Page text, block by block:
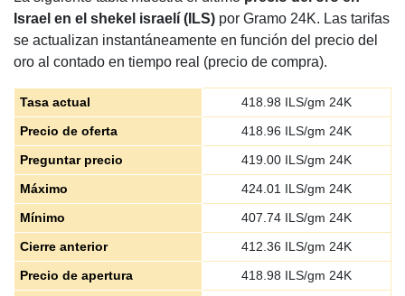
Israel en el shekel israelí (ILS) por Gramo 24K. Las tarifas
se actualizan instantáneamente en función del precio del
oro al contado en tiempo real (precio de compra).
Tasa actual 418.98 ILS/gm 24K
Precio de oferta
418.96 ILS/gm 24K
Preguntar precio
419.00 ILS/gm 24K
Máximo
424.01 ILS/gm 24K
Mínimo
407.74 ILS/gm 24K
Cierre anterior
412.36 ILS/gm 24K
Precio de apertura
418.98 ILS/gm 24K